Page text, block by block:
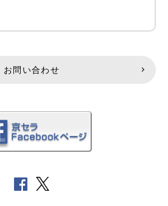
お問い合わせ